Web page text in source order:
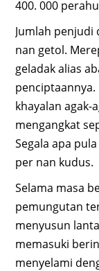
400. 000
Jumlah
nan getol.
geladak alias
khayalan agak-
mengangkat
Segala apa
per nan kudus.
Selama masa
pemungutan
menyusun
memasuki
menyelami